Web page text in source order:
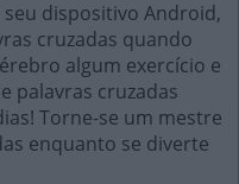
dispositivo Android,
cruzadas quando
algum exercício e
palavras cruzadas
Torne-se um mestre
enquanto se diverte